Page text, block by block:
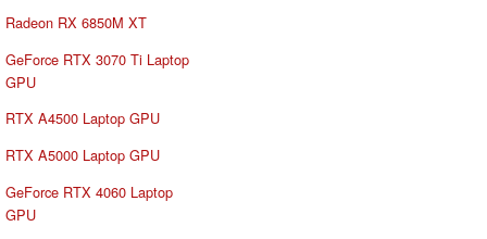
Radeon RX 6850M XT
GeForce RTX 3070 Ti Laptop
GPU
RTX A4500 Laptop GPU
RTX A5000 Laptop GPU
GeForce RTX 4060 Laptop
GPU